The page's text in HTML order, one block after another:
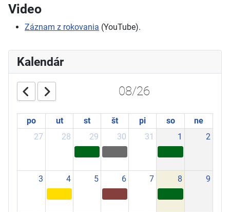
Video
Záznam z rokovania (YouTube).
Kalendár
08/26
po ut st št pi so
ne
27
28 29 30 31 1 2
3 4 5 6 7 8 9